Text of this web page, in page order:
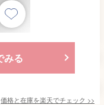
みる
価格と在庫を楽天でチェック >>